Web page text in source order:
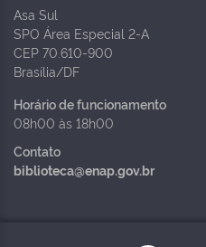
Asa Sul
SPO Área Especial 2-A
CEP 70.610-900
Brasília/DF
Horário de funcionamento
08h00 às 18h00
Contato
biblioteca@enap.gov.br